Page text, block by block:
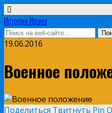
История Ирана
19.06.2016
Военное
Поделиться Твитнуть Pin